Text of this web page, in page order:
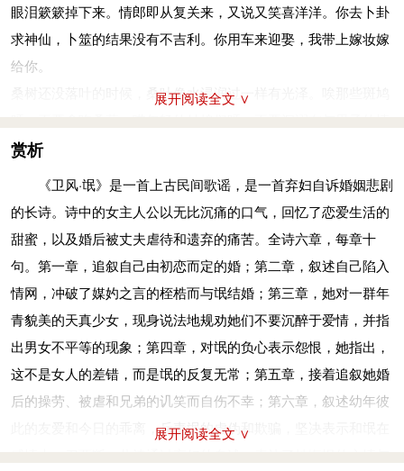
复，返。关：在往来要道所设的关卡。女望男到期来会。他来时
所居之地。涕：眼泪；涟涟：涕泪下流貌。载：动词词头，无
义。尔卜尔筮：烧灼龟甲的裂纹以判吉凶，叫做“卜”。用蓍
（shī）草占卦叫做“筮”。体：指龟兆和卦兆，即卜筮的结果。
咎：不吉利，灾祸。无咎言：就是无凶卦。贿：财物，指嫁妆，
妆奁（lián）。以上四句是说你从卜筮看一看吉凶吧，只要卜筮
的结果好，你就打发车子来迎娶，并将嫁妆搬去。
桑之未落，其叶沃若。于(xū)嗟(jiē)鸠(jiū)兮，无食桑葚！于 (xū)
嗟女兮，无与士耽(dān)！士之耽兮，犹可说(tuō)也。女之耽兮，
不可说(tuō)也。
桑树还没落叶的时候，桑叶像水浸润过一样有光泽。唉那些斑鸠
呀，不要贪吃桑葚。哎年轻的姑娘们呀，不要沉溺在与男子的情
眼泪簌簌掉下来。情郎即从复关来，又说又笑喜洋洋。你去卜卦
求神仙，卜筮的结果没有不吉利。你用车来迎娶，我带上嫁妆嫁
给你。
桑树还没落叶的时候，桑叶像水浸润过一样有光泽。唉那些斑鸠
爱中。男子沉溺在爱情里，还可以脱身。女子沉溺在爱情里，就
滔滔终有岸，沼泽虽宽终有尽头。回想少时多欢乐，谈笑之间露
展开阅读全文 ∨
赏析
《卫风·氓》是一首上古民间歌谣，是一首弃妇自诉婚姻悲剧
的长诗。诗中的女主人公以无比沉痛的口气，回忆了恋爱生活的
甜蜜，以及婚后被丈夫虐待和遗弃的痛苦。全诗六章，每章十
句。第一章，追叙自己由初恋而定的婚；第二章，叙述自己陷入
情网，冲破了媒妁之言的桎梏而与氓结婚；第三章，她对一群年
青貌美的天真少女，现身说法地规劝她们不要沉醉于爱情，并指
出男女不平等的现象；第四章，对氓的负心表示怨恨，她指出，
这不是女人的差错，而是氓的反复无常；第五章，接着追叙她婚
后的操劳、被虐和兄弟的讥笑而自伤不幸；第六章，叙述幼年彼
此的友爱和今日的乖离，斥责氓的虚伪和欺骗，坚决表示和氓在
展开阅读全文 ∨